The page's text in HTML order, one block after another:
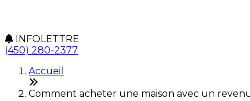
INFOLETTRE
(450) 280-2377
Accueil
Comment acheter une maison avec un